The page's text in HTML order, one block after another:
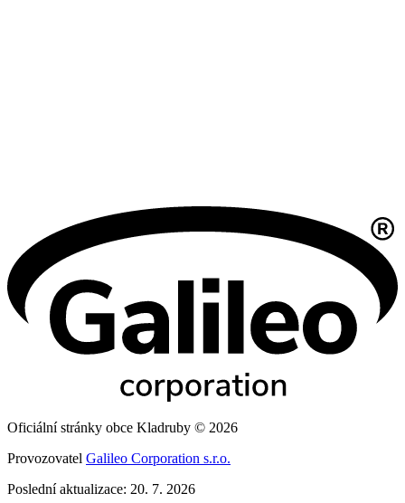
Oficiální stránky obce Kladruby © 2026
Provozovatel Galileo Corporation s.r.o.
Poslední aktualizace: 20. 7. 2026